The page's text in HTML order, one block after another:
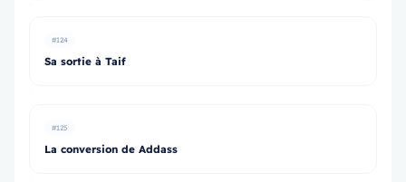
#124
Sa sortie à Taif
#125
La conversion de Addass